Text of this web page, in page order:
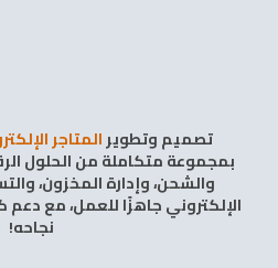
تصميم وتطويرالمتاجر
بمجموعة متكاملة من الحلول
والشحن، وإدارة المخزون،
الإلكتروني جاهزًا للعمل، مع دعم
نجاحه!